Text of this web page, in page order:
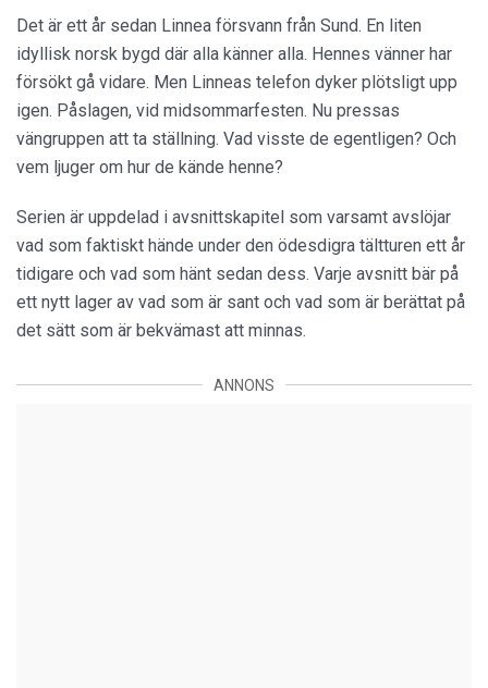
Det är ett år sedan Linnea försvann från Sund. En liten
idyllisk norsk bygd där alla känner alla. Hennes vänner har
försökt gå vidare. Men Linneas telefon dyker plötsligt upp
igen. Påslagen, vid midsommarfesten. Nu pressas
vängruppen att ta ställning. Vad visste de egentligen? Och
vem ljuger om hur de kände henne?
Serien är uppdelad i avsnittskapitel som varsamt avslöjar
vad som faktiskt hände under den ödesdigra tältturen ett år
tidigare och vad som hänt sedan dess. Varje avsnitt bär på
ett nytt lager av vad som är sant och vad som är berättat på
det sätt som är bekvämast att minnas.
ANNONS